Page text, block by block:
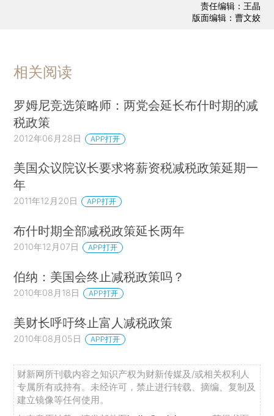
责任编辑：王晶
版面编辑：曹文姣
相关阅读
罗姆尼竞选策略师：两党会延长布什时期的减
税政策
2012年06月28日 APP打开
美国众议院议长要求将薪资税减税政策延期一
年
2011年12月20日 APP打开
布什时期全部减税政策延长两年
2010年12月07日 APP打开
伯纳：美国会终止减税政策吗？
2010年08月18日 APP打开
美财长呼吁终止富人减税政策
2010年08月05日 APP打开
财新网所刊载内容之知识产权为财新传媒及/或相关权利人
专属所有或持有。未经许可，禁止进行转载、摘编、复制及
建立镜像等任何使用。